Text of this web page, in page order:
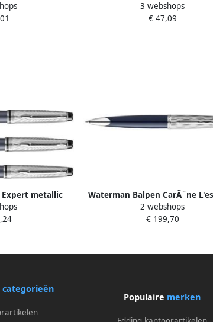
en blue CT
stainless steel CT medium
3 webshops
€ 47,09
metallic
Waterman Balpen CarÃ¨ne
du blue deLuxe CT medium
2 webshops
€ 199,70
categorieën
Populaire merken